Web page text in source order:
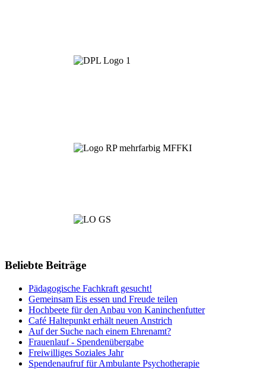
Beliebte Beiträge
Pädagogische Fachkraft gesucht!
Gemeinsam Eis essen und Freude teilen
Hochbeete für den Anbau von Kaninchenfutter
Café Haltepunkt erhält neuen Anstrich
Auf der Suche nach einem Ehrenamt?
Frauenlauf - Spendenübergabe
Freiwilliges Soziales Jahr
Spendenaufruf für Ambulante Psychotherapie